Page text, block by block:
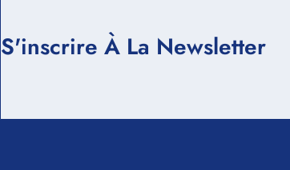
S'inscrire À La Newsletter